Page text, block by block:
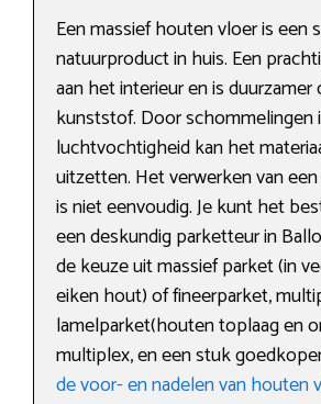
Een massief houten vloer is een
natuurproduct in huis. Een
aan het interieur en is
kunststof. Door schommelingen
luchtvochtigheid kan het
uitzetten. Het verwerken van
is niet eenvoudig. Je kunt het
een deskundig parketteur in
de keuze uit massief parket (in
eiken hout) of fineerparket,
lamelparket(houten toplaag en
multiplex, en een stuk
de voor- en nadelen van houten